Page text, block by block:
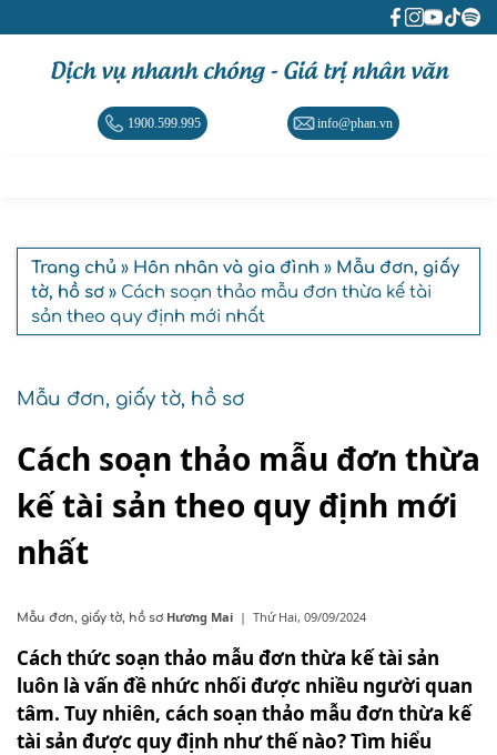
Dịch vụ nhanh chóng - Giá trị nhân văn
1900.599.995 info@phan.vn
Trang chủ » Hôn nhân và gia đình » Mẫu đơn, giấy
tờ, hồ sơ » Cách soạn thảo mẫu đơn thừa kế tài
sản theo quy định mới nhất
Mẫu đơn, giấy tờ, hồ sơ
Cách soạn thảo mẫu đơn thừa
kế tài sản theo quy định mới
nhất
Mẫu đơn, giấy tờ, hồ sơ Hương Mai | Thứ Hai, 09/09/2024
Cách thức soạn thảo mẫu đơn thừa kế tài sản
luôn là vấn đề nhức nhối được nhiều người quan
tâm. Tuy nhiên, cách soạn thảo mẫu đơn thừa kế
tài sản được quy định như thế nào? Tìm hiểu